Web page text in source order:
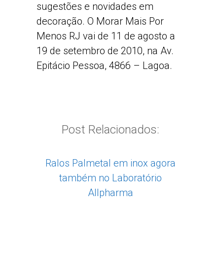
sugestões e novidades em
decoração. O Morar Mais Por
Menos RJ vai de 11 de agosto a
19 de setembro de 2010, na Av.
Epitácio Pessoa, 4866 – Lagoa.
Post Relacionados:
Ralos Palmetal em inox agora
também no Laboratório
Allpharma